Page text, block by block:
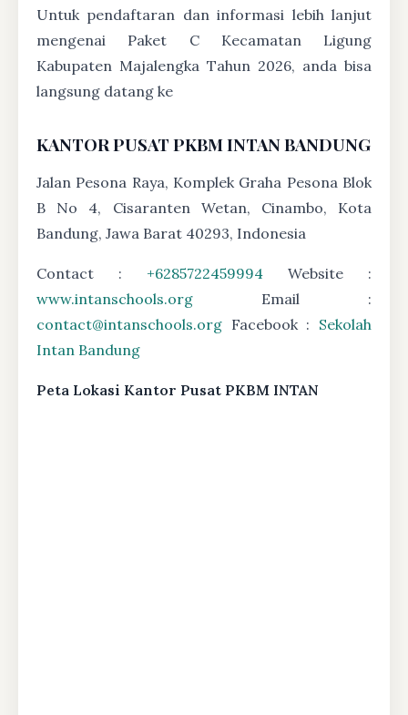
Untuk pendaftaran dan informasi lebih lanjut
mengenai Paket C Kecamatan Ligung
Kabupaten Majalengka Tahun 2026, anda bisa
langsung datang ke
KANTOR PUSAT PKBM INTAN BANDUNG
Jalan Pesona Raya, Komplek Graha Pesona Blok
B No 4, Cisaranten Wetan, Cinambo, Kota
Bandung, Jawa Barat 40293, Indonesia
Contact : +6285722459994 Website :
www.intanschools.org Email :
contact@intanschools.org Facebook : Sekolah
Intan Bandung
Peta Lokasi Kantor Pusat PKBM INTAN